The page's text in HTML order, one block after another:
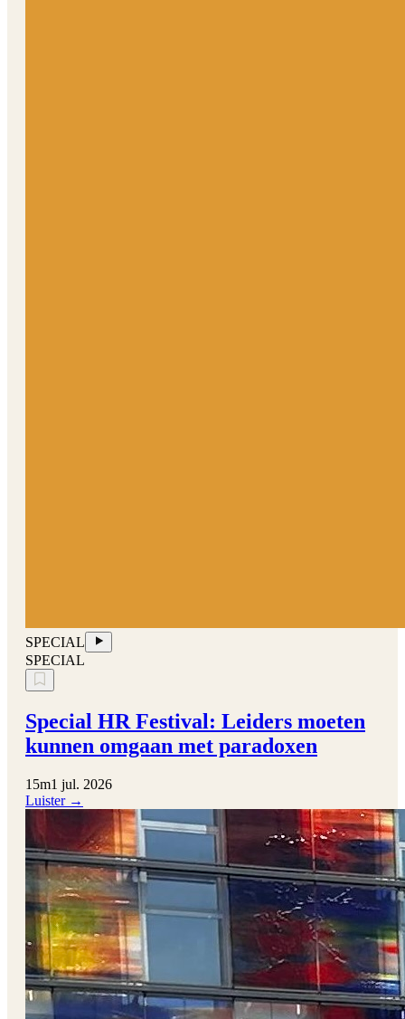
SPECIAL
SPECIAL
Special HR Festival: Leiders moeten
kunnen omgaan met paradoxen
15m1 jul. 2026
Luister →